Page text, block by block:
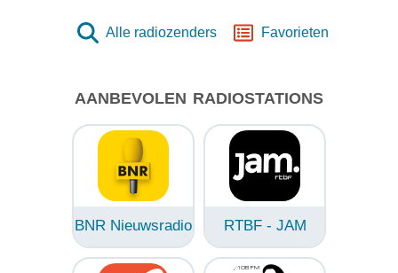
Alle radiozenders Favorieten
AANBEVOLEN RADIOSTATIONS
BNR Nieuwsradio RTBF - JAM